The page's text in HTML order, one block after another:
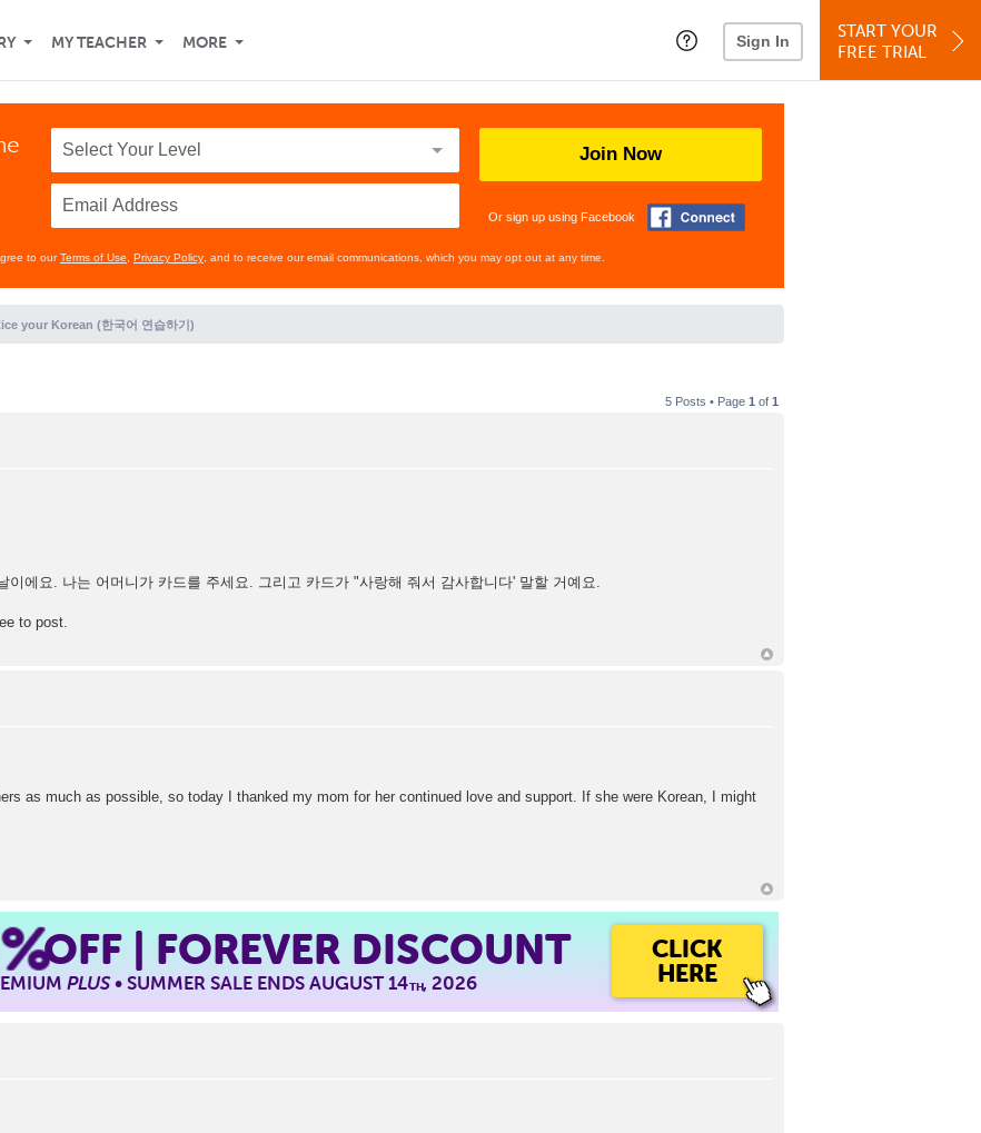
MY TEACHER MORE Sign In
START YOUR
FREE TRIAL
Join Now
Or sign up using Facebook
to ourTerms of Use Privacy Policy , and to receive our email communications, which you may opt out at any time.
your Korean (한국어 연습하기)
5 Posts • Page 1 of 1
이에요. 나는 어머니가 카드를 주세요. 그리고 카드가 "사랑해 줘서 감사합니다' 말할 거예요.
to post.
as much as possible, so today I thanked my mom for her continued love and support. If she were Korean, I might
OFF | FOREVER DISCOUNT
PLUS• SUMMER SALE ENDS AUGUST 14TH, 2026
CLICK
HERE